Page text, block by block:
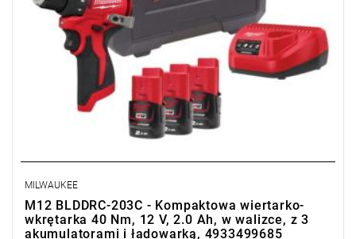
MILWAUKEE
M12 BLDDRC-203C - Kompaktowa wiertarko-
wkrętarka 40 Nm, 12 V, 2.0 Ah, w walizce, z 3
akumulatorami i ładowarką, 4933499685